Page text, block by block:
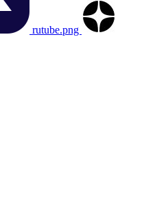
rutube.png